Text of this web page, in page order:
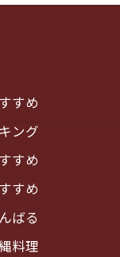
すめ
ング
すめ
すめ
ばる
料理